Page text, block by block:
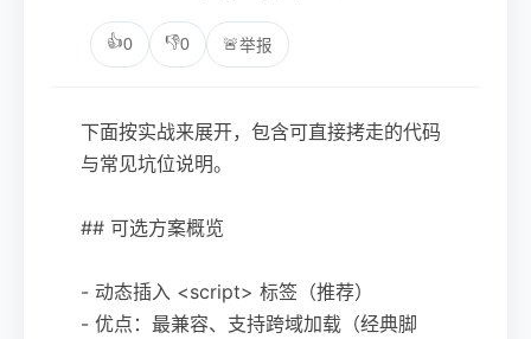
👍0 👎0 🚨举报
下面按实战来展开，包含可直接拷走的代码
与常见坑位说明。
## 可选方案概览
- 动态插入 <script> 标签（推荐）
- 优点：最兼容、支持跨域加载（经典脚